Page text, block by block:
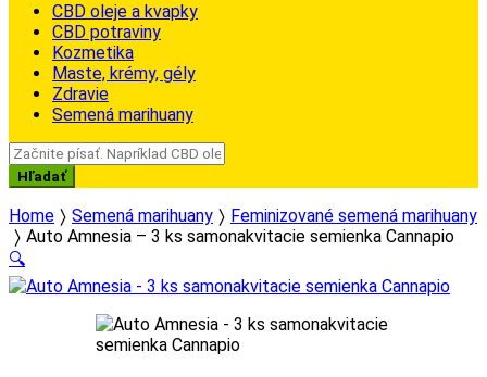
CBD oleje a kvapky
CBD potraviny
Kozmetika
Maste, krémy, gély
Zdravie
Semená marihuany
Search
for:
Hľadať
Home Semená marihuany
Feminizované semená marihuany
Auto Amnesia – 3 ks samonakvitacie semienka Cannapio
🔍